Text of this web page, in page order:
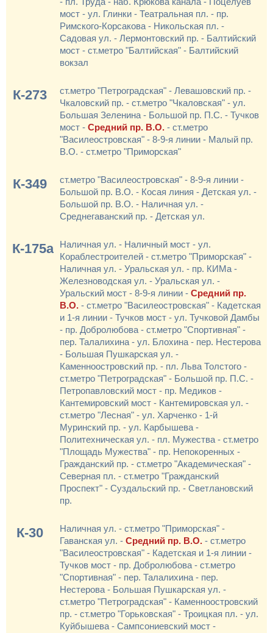
мост - ул. Глинки - Театральная пл. - пр.
Римского-Корсакова - Никольская пл. -
Садовая ул. - Лермонтовский пр. - Балтийский
мост - ст.метро "Балтийская" - Балтийский
вокзал
К-273
ст.метро "Петроградская" - Левашовский пр. -
Чкаловский пр. - ст.метро "Чкаловская" - ул.
Большая Зеленина - Большой пр. П.С. - Тучков
мост - Средний пр. В.О. - ст.метро
"Василеостровская" - 8-9-я линии - Малый пр.
В.О. - ст.метро "Приморская"
К-349
ст.метро "Василеостровская" - 8-9-я линии -
Большой пр. В.О. - Косая линия - Детская ул. -
Большой пр. В.О. - Наличная ул. -
Среднегаванский пр. - Детская ул.
К-175а
Наличная ул. - Наличный мост - ул.
Кораблестроителей - ст.метро "Приморская" -
Наличная ул. - Уральская ул. - пр. КИМа -
Железноводская ул. - Уральская ул. -
Уральский мост - 8-9-я линии - Средний пр.
В.О. - ст.метро "Василеостровская" - Кадетская
и 1-я линии - Тучков мост - ул. Тучковой Дамбы
- пр. Добролюбова - ст.метро "Спортивная" -
пер. Талалихина - ул. Блохина - пер. Нестерова
- Большая Пушкарская ул. -
Каменноостровский пр. - пл. Льва Толстого -
ст.метро "Петроградская" - Большой пр. П.С. -
Петропавловский мост - пр. Медиков -
Кантемировский мост - Кантемировская ул. -
ст.метро "Лесная" - ул. Харченко - 1-й
Муринский пр. - ул. Карбышева -
Политехническая ул. - пл. Мужества - ст.метро
"Площадь Мужества" - пр. Непокоренных -
Гражданский пр. - ст.метро "Академическая" -
Северная пл. - ст.метро "Гражданский
Проспект" - Суздальский пр. - Светлановский
пр.
К-30
Наличная ул. - ст.метро "Приморская" -
Гаванская ул. - Средний пр. В.О. - ст.метро
"Василеостровская" - Кадетская и 1-я линии -
Тучков мост - пр. Добролюбова - ст.метро
"Спортивная" - пер. Талалихина - пер.
Нестерова - Большая Пушкарская ул. -
ст.метро "Петроградская" - Каменноостровский
пр. - ст.метро "Горьковская" - Троицкая пл. - ул.
Куйбышева - Сампсониевский мост -